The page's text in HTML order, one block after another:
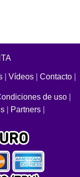
Vídeos Contacto
de uso
Partners